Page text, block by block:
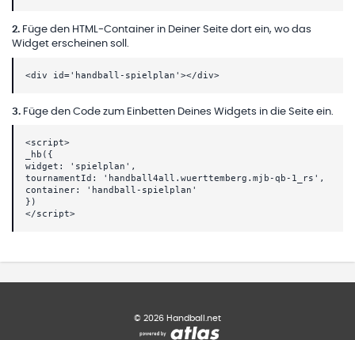
2. Füge den HTML-Container in Deiner Seite dort ein, wo das
Widget erscheinen soll.
<div id='handball-spielplan'></div>
3. Füge den Code zum Einbetten Deines Widgets in die Seite ein.
<script>
_hb({
widget: 'spielplan',
tournamentId: 'handball4all.wuerttemberg.mjb-qb-1_rs',
container: 'handball-spielplan'
})
</script>
© 2026 Handball.net